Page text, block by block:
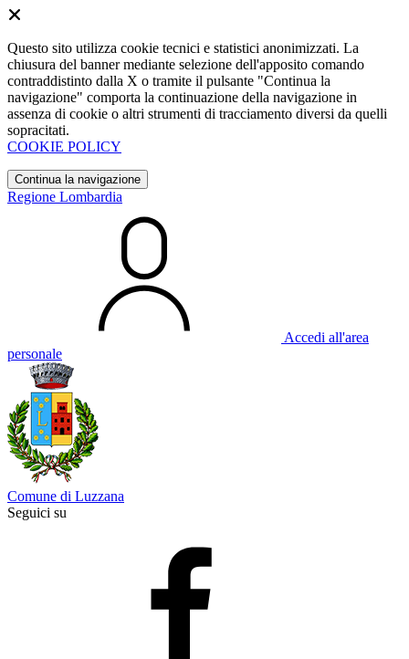
Questo sito utilizza cookie tecnici e statistici anonimizzati. La
chiusura del banner mediante selezione dell'apposito comando
contraddistinto dalla X o tramite il pulsante "Continua la
navigazione" comporta la continuazione della navigazione in
assenza di cookie o altri strumenti di tracciamento diversi da quelli
sopracitati.
COOKIE POLICY
Continua la navigazione
Regione Lombardia
Accedi all'area
personale
Comune di Luzzana
Seguici su